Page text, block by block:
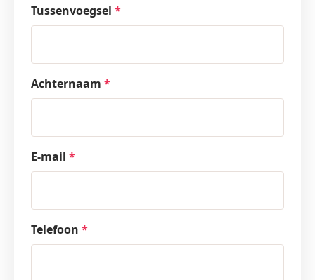
Tussenvoegsel *
Achternaam *
E-mail *
Telefoon *